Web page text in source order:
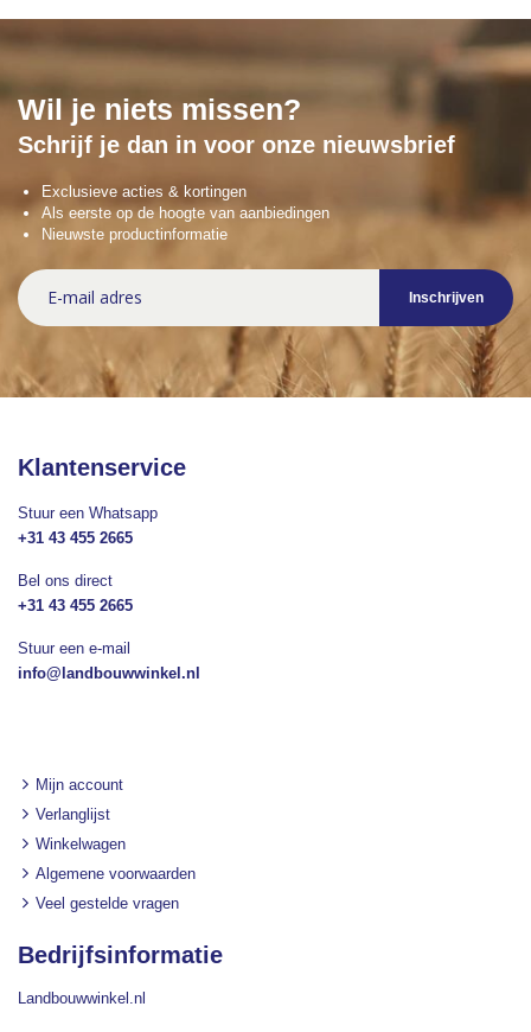
Wil je niets missen?
Schrijf je dan in voor onze nieuwsbrief
Exclusieve acties & kortingen
Als eerste op de hoogte van aanbiedingen
Nieuwste productinformatie
Abonneer
u
op
Inschrijven
Klantenservice
Stuur een Whatsapp
+31 43 455 2665
Bel ons direct
+31 43 455 2665
Stuur een e-mail
info@landbouwwinkel.nl
Mijn account
Verlanglijst
Winkelwagen
Algemene voorwaarden
Veel gestelde vragen
Bedrijfsinformatie
Landbouwwinkel.nl